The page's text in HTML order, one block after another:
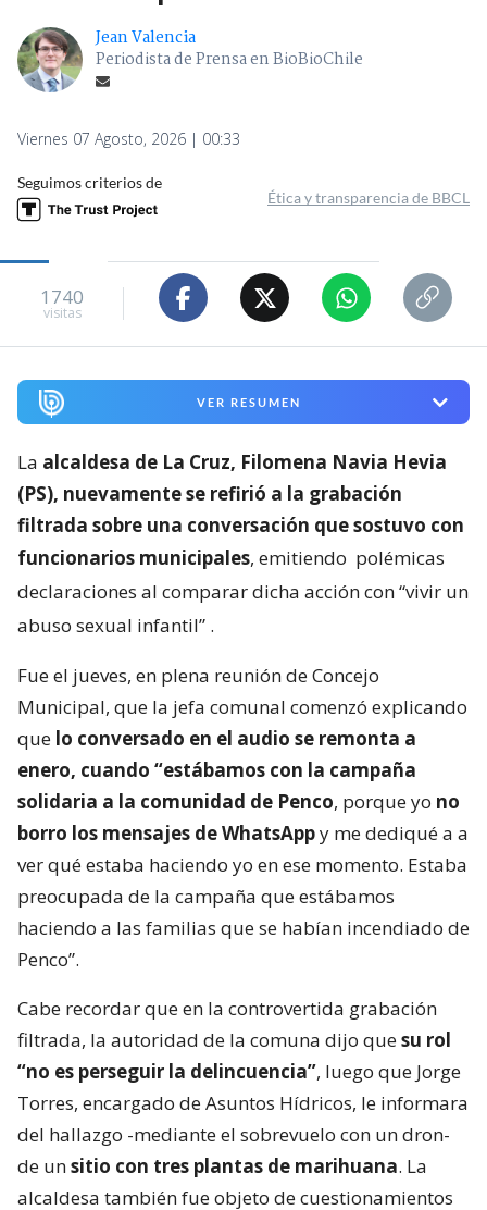
Jean Valencia
Periodista de Prensa en BioBioChile
Viernes 07 Agosto, 2026 | 00:33
Seguimos criterios de
Ética y transparencia de BBCL
1740
visitas
VER RESUMEN
La alcaldesa de La Cruz, Filomena Navia Hevia
(PS), nuevamente se refirió a la grabación
filtrada sobre una conversación que sostuvo con
funcionarios municipales, emitiendo polémicas
declaraciones al comparar dicha acción con “vivir un
abuso sexual infantil” .
Fue el jueves, en plena reunión de Concejo
Municipal, que la jefa comunal comenzó explicando
que lo conversado en el audio se remonta a
enero, cuando “estábamos con la campaña
solidaria a la comunidad de Penco, porque yo no
borro los mensajes de WhatsAppy me dediqué a a
ver qué estaba haciendo yo en ese momento. Estaba
preocupada de la campaña que estábamos
haciendo a las familias que se habían incendiado de
Penco”.
Cabe recordar que en la controvertida grabación
filtrada, la autoridad de la comuna dijo quesu rol
“no es perseguir la delincuencia”, luego que Jorge
Torres, encargado de Asuntos Hídricos, le informara
del hallazgo -mediante el sobrevuelo con un dron-
de unsitio con tres plantas de marihuana. La
alcaldesa también fue objeto de cuestionamientos